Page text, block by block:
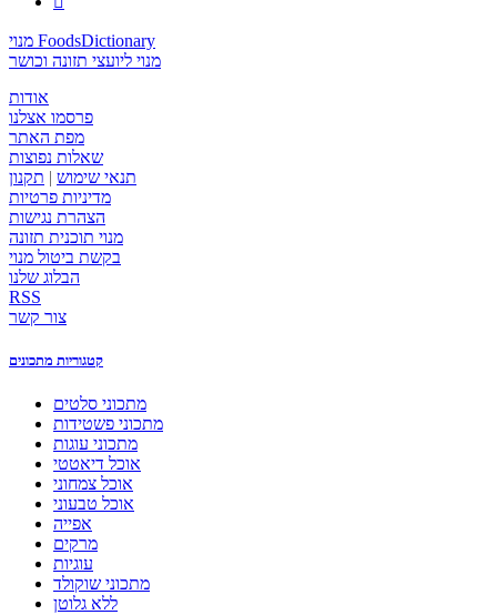
מנוי FoodsDictionary
מנוי ליועצי תזונה וכושר
אודות
פרסמו אצלנו
מפת האתר
שאלות נפוצות
תנאי שימוש | תקנון
מדיניות פרטיות
הצהרת נגישות
מנוי תוכנית תזונה
בקשת ביטול מנוי
הבלוג שלנו
RSS
צור קשר
קטגוריות מתכונים
מתכוני סלטים
מתכוני פשטידות
מתכוני עוגות
אוכל דיאטטי
אוכל צמחוני
אוכל טבעוני
אפייה
מרקים
עוגיות
מתכוני שוקולד
ללא גלוטן